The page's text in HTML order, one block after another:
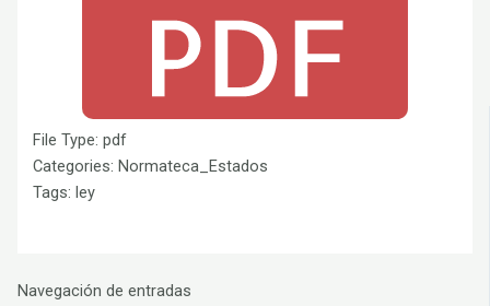
File Type:pdf
Categories:Normateca_Estados
Tags:ley
Navegación de entradas